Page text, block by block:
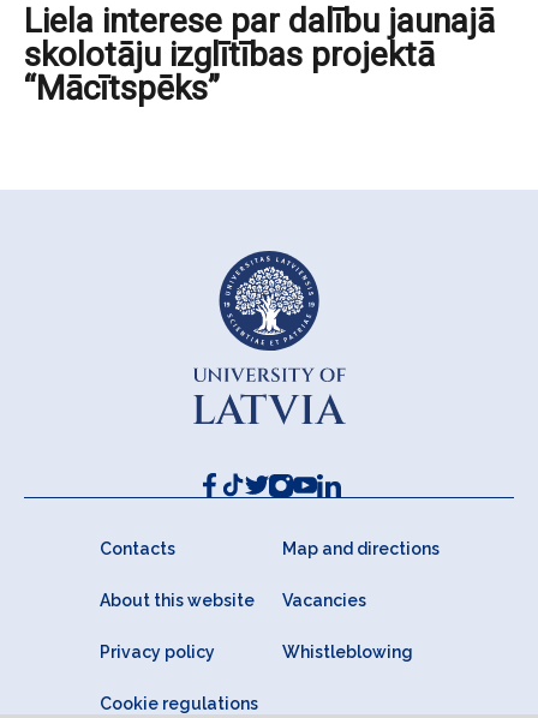
Liela interese par dalību jaunajā
skolotāju izglītības projektā
“Mācītspēks”
Contacts Map and directions
About this website Vacancies
Privacy policy Whistleblowing
Cookie regulations